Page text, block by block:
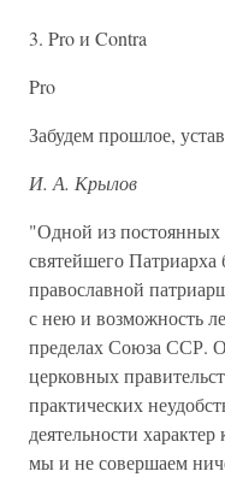
3. Pro и Contra
Pro
Забудем прошлое,
И. А. Крылов
"Одной из постоянных
святейшего
православной
с нею и возможность
пределах Союза ССР.
церковных
практических
деятельности
мы и не совершаем